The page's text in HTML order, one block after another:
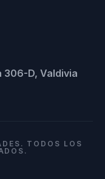
306-D, Valdivia
TODOS LOS